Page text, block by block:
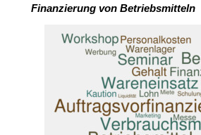
Finanzierung von Betriebsmitteln